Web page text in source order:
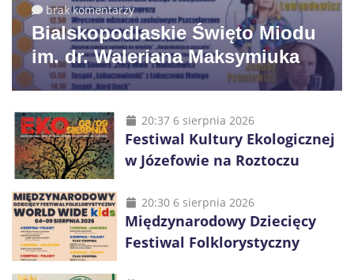
brak komentarzy
Bialskopodlaskie Święto Miodu
im. dr. Waleriana Maksymiuka
20:37 6 sierpnia 2026
Festiwal Kultury Ekologicznej
w Józefowie na Roztoczu
20:30 6 sierpnia 2026
Międzynarodowy Dziecięcy
Festiwal Folklorystyczny